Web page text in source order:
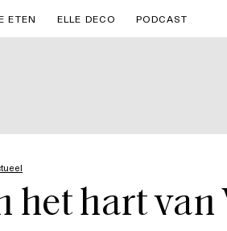
ETEN ELLE DECO PODCAST
het hart